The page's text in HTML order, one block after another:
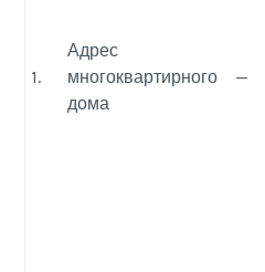
1.
Адрес
многоквартирного
дома
—